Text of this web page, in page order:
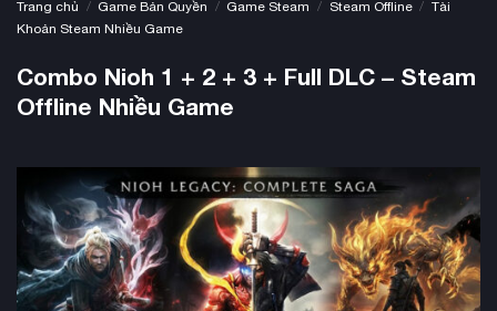
Trang chủ / Game Bản Quyền / Game Steam / Steam Offline / Tài
Khoản Steam Nhiều Game
Combo Nioh 1 + 2 + 3 + Full DLC – Steam
Offline Nhiều Game